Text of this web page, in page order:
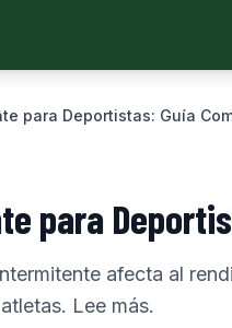
para Deportistas: Guía
para
afecta al
Lee más.